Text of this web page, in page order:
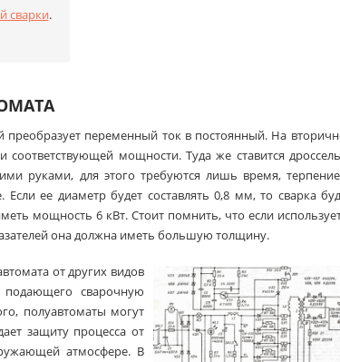
сварки.
преобразует переменный ток в постоянный. На
мощности. Туда же ставится
руками, для этого требуются лишь время,
ее диаметр будет составлять 0,8 мм, то сварка
мощность 6 кВт. Стоит помнить, что если
она должна иметь большую толщину.
от других видов
подающего сварочную
полуавтоматы могут
защиту процесса от
атмосфере. В